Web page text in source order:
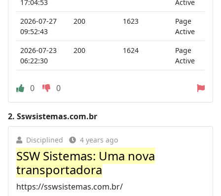
17:04:53
Active
2026-07-27
09:52:43
200 1623
Page
Active
2026-07-23
06:22:30
200 1624
Page
Active
0 0
2. Sswsistemas.com.br
Disciplined 4 years ago
SSW Sistemas: Uma nova
transportadora
https://sswsistemas.com.br/